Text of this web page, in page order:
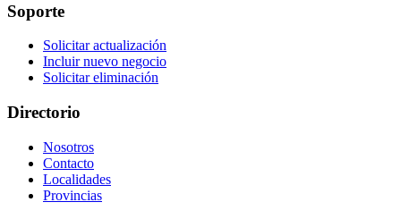
Soporte
Solicitar actualización
Incluir nuevo negocio
Solicitar eliminación
Directorio
Nosotros
Contacto
Localidades
Provincias